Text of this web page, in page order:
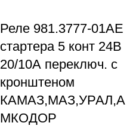
Реле 981.3777-01АЕ
стартера 5 конт 24В
20/10А переключ. с
кронштеном
КАМАЗ,МАЗ,УРАЛ,А
МКОДОР